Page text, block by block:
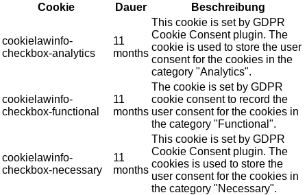
Cookie
Dauer Beschreibung
cookielawinfo-
checkbox-analytics
11
months
This cookie is set by GDPR
Cookie Consent plugin. The
cookie is used to store the user
consent for the cookies in the
category "Analytics".
cookielawinfo-
checkbox-functional
11
months
The cookie is set by GDPR
cookie consent to record the
user consent for the cookies in
the category "Functional".
cookielawinfo-
checkbox-necessary
11
months
This cookie is set by GDPR
Cookie Consent plugin. The
cookies is used to store the
user consent for the cookies in
the category "Necessary".